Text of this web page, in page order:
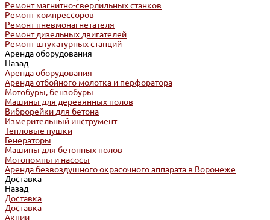
Ремонт магнитно-сверлильных станков
Ремонт компрессоров
Ремонт пневмонагнетателя
Ремонт дизельных двигателей
Ремонт штукатурных станций
Аренда оборудования
Назад
Аренда оборудования
Аренда отбойного молотка и перфоратора
Мотобуры, бензобуры
Машины для деревянных полов
Виброрейки для бетона
Измерительный инструмент
Тепловые пушки
Генераторы
Машины для бетонных полов
Мотопомпы и насосы
Аренда безвоздушного окрасочного аппарата в Воронеже
Доставка
Назад
Доставка
Доставка
Акции